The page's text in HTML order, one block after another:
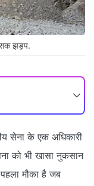
झड़प.
सेना के एक अधिकारी
को भी खासा नुकसान
मौका है जब